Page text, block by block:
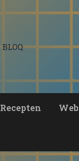
BLOQ
Recepten